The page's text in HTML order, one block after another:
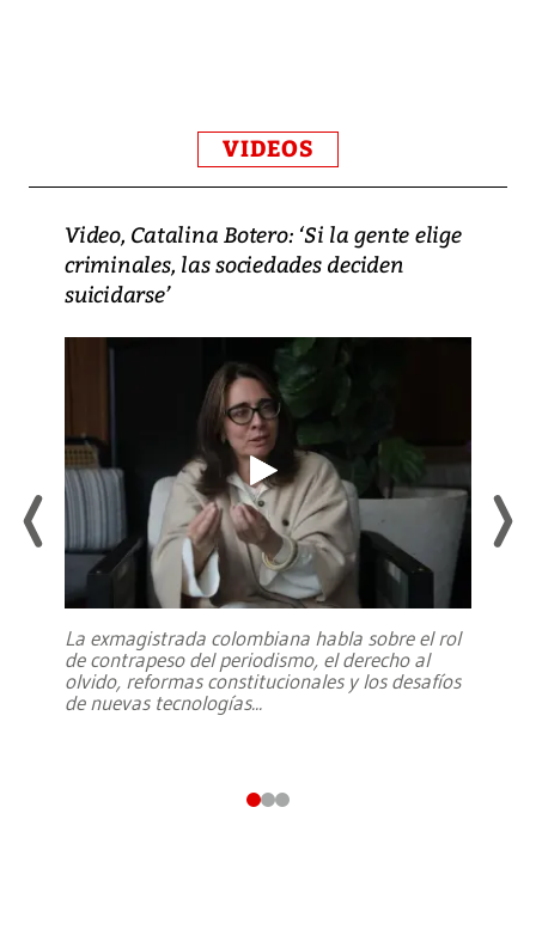
VIDEOS
Video, Catalina Botero: ‘Si la gente elige
criminales, las sociedades deciden
suicidarse’
La exmagistrada colombiana habla sobre el rol
de contrapeso del periodismo, el derecho al
olvido, reformas constitucionales y los desafíos
de nuevas tecnologías...